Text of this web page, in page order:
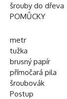
šrouby do dřeva
POMŮCKY
metr
tužka
brusný papír
přímočará pila
šroubovák
Postup